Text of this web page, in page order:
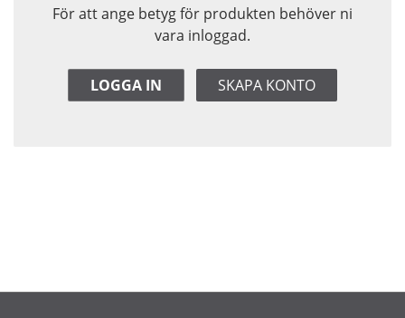
För att ange betyg för produkten behöver ni
vara inloggad.
LOGGA IN SKAPA KONTO